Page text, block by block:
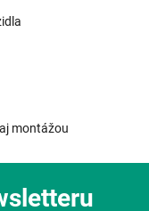
montážou